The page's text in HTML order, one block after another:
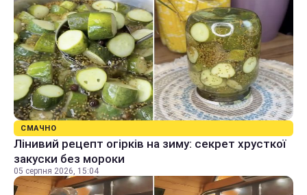
СМАЧНО
Лінивий рецепт огірків на зиму: секрет хрусткої
закуски без мороки
05 серпня 2026, 15:04